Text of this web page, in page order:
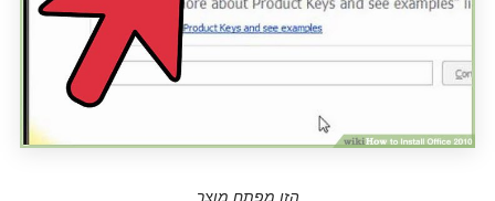
הזן מפתח מוצר